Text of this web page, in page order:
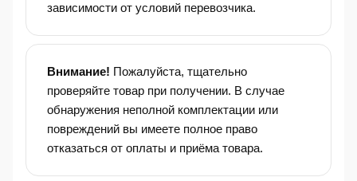
зависимости от условий перевозчика.
Внимание! Пожалуйста, тщательно
проверяйте товар при получении. В случае
обнаружения неполной комплектации или
повреждений вы имеете полное право
отказаться от оплаты и приёма товара.